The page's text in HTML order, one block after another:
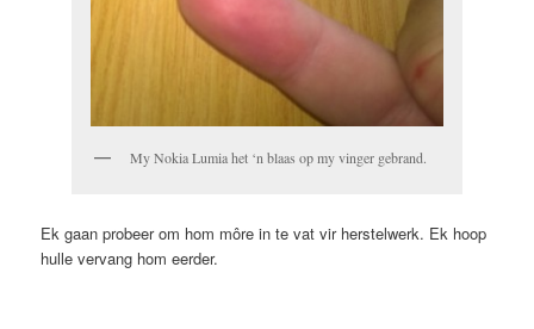
My Nokia Lumia het ‘n blaas op my vinger gebrand.
Ek gaan probeer om hom môre in te vat vir herstelwerk. Ek hoop
hulle vervang hom eerder.